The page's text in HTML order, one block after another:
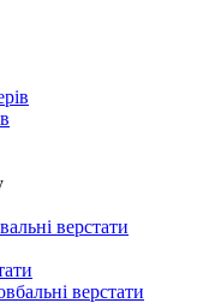
верстати
верстати